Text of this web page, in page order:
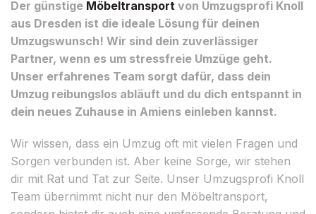
Der günstige Möbeltransport von Umzugsprofi Knoll
aus Dresden ist die ideale Lösung für deinen
Umzugswunsch! Wir sind dein zuverlässiger
Partner, wenn es um stressfreie Umzüge geht.
Unser erfahrenes Team sorgt dafür, dass dein
Umzug reibungslos abläuft und du dich entspannt in
dein neues Zuhause in Amiens einleben kannst.
Wir wissen, dass ein Umzug oft mit vielen Fragen und
Sorgen verbunden ist. Aber keine Sorge, wir stehen
dir mit Rat und Tat zur Seite. Unser Umzugsprofi Knoll
Team übernimmt nicht nur den Möbeltransport,